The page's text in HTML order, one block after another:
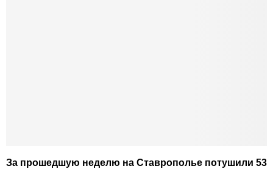
За прошедшую неделю на Ставрополье потушили 53